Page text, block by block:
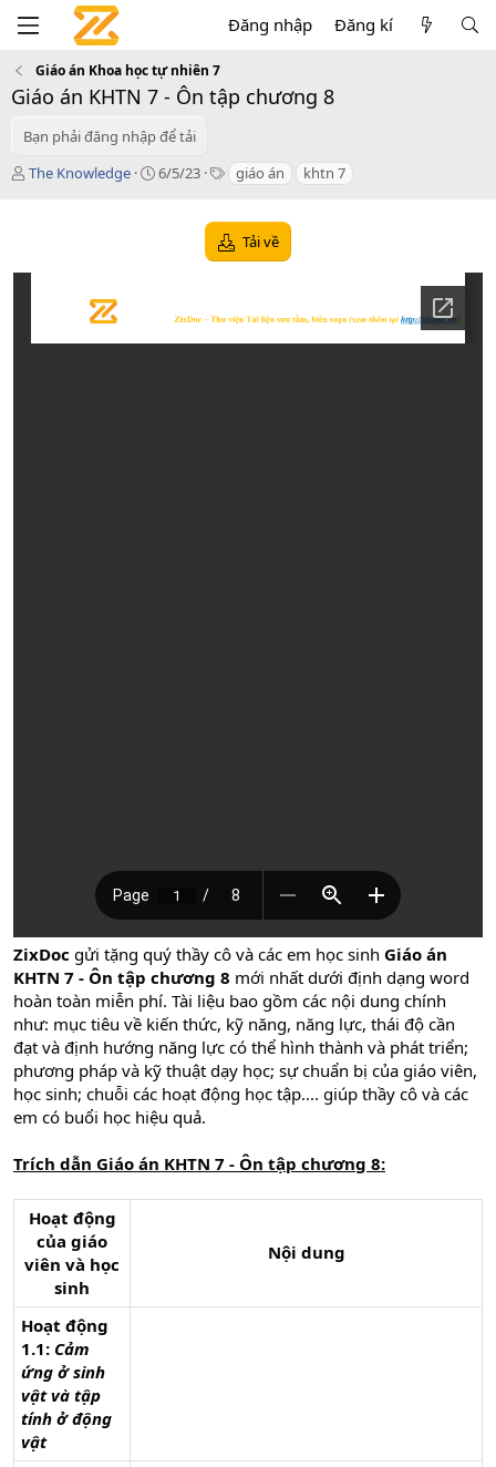
Đăng nhập Đăng kí
Giáo án Khoa học tự nhiên 7
Giáo án KHTN 7 - Ôn tập chương 8
Bạn phải đăng nhập để tải
T
ả
The Knowledge
C
6/5/23
T
s
giáo án khtn 7
Tải về
ZixDoc gửi tặng quý thầy cô và các em học sinh Giáo án
KHTN 7 - Ôn tập chương 8 mới nhất dưới định dạng word
hoàn toàn miễn phí. Tài liệu bao gồm các nội dung chính
như: mục tiêu về kiến thức, kỹ năng, năng lực, thái độ cần
đạt và định hướng năng lực có thể hình thành và phát triển;
phương pháp và kỹ thuật dạy học; sự chuẩn bị của giáo viên,
học sinh; chuỗi các hoạt động học tập.... giúp thầy cô và các
em có buổi học hiệu quả.
Trích dẫn Giáo án KHTN 7 - Ôn tập chương 8:
Hoạt động
của giáo
viên và học
sinh
Nội dung
Hoạt động
1.1: Cảm
ứng ở sinh
vật và tập
tính ở động
vật